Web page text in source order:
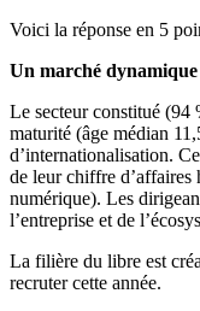
Voici la réponse en 5
Un marché dynamique
Le secteur constitué (94
maturité (âge médian
d’internationalisation.
de leur chiffre d’affaires
numérique). Les
l’entreprise et de
La filière du libre est
recruter cette année.